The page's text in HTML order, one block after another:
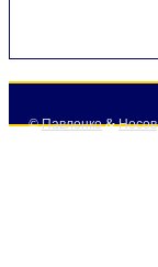
©Павленко&Носов